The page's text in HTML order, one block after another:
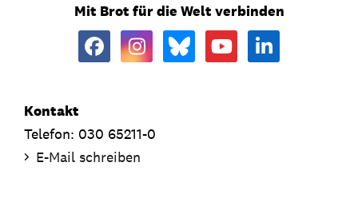
Mit Brot für die Welt verbinden
Kontakt
Telefon: 030 65211-0
E-Mail schreiben